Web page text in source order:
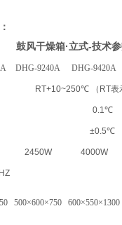
：
鼓风干燥箱·立式-技术
DHG-9240A DHG-9420A
RT+10~250℃ （ RT表
0.1℃
±0.5℃
2450W 4000W
500×600×750 600×550×1300